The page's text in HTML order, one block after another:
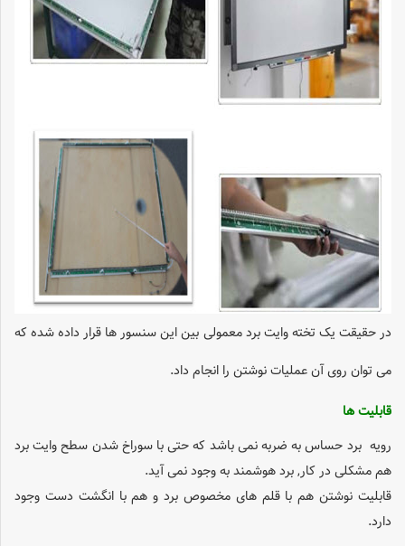
در حقیقت یک تخته وایت برد معمولی بین این سنسور ها قرار داده شده که
می توان روی آن عملیات نوشتن را انجام داد.
قابلیت ها
رویه برد حساس به ضربه نمی باشد که حتی با سوراخ شدن سطح وایت برد
هم مشکلی درکار, برد هوشمند به وجود نمی آید.
قابلیت نوشتن هم با قلم های مخصوص برد و هم با انگشت دست وجود
دارد.